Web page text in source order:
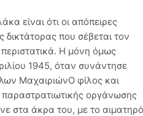
τον «αδέσποτο» χαρτοφύλακα και θα τον μετακινούσε στην άλλη άκρη της αίθουσας, καθώς θέλησε να ανοίξει έναν χάρτηπάνω στο τραπέζι(!), με την έκρηξη να τραυματίζει απλώς ελαφρά τον ναζιστή δικτάτορα. Αν ο Χίτλερ πέθαινε εκείνη τη μέρα, ο Stauffenberg και οι συνεργάτες του θα οδηγούσαν 1.200 άντρες στο Βερολίνο για να αρχίσει η Επιχείρηση «Βαλκυρία», που περιλάμβανε εξέγερση κατά των ναζί και ανακωχή με τους Συμμάχους. Η ιστορία είχε ωστόσο άλλα στο μυαλό της, με τον Χίτλερ να παραγγέλνει την εκτέλεση του Stauffenberg, των συνεργατών του και όλων τελικά όσοι ήταν αντίθετοι στις πολιτικές των Ναζί...16 Νοεμβρίου 1943: Το εκρηκτικό παντελόνιΟ γερμανός αριστοκράτης Axel Freiherr von dem Bussche-Streithorst είχε κουραστεί από τον πόλεμο και ήθελε τον Χίτλερ νεκρό. Πεπεισμένος από τον Claus von Stauffenberg , αποφάσισε να θυσιαστεί ως βομβιστής αυτοκτονίας: θα λειτουργούσε ως μοντέλο για τη νέα φθινοπωρινή κολεξιόν των ναζιστικών στολών και προγραμμάτιζε να γεμίσει το παντελόνι του με εκρηκτικά, στέλνοντας τον Χίτλερ και τα υψηλόβαθμα στελέχη του στον άλλο κόσμο. Έλα όμως που οι Βρετανοί, καθώς δεν γνώριζαν για τη γερμανική συνωμοσία, βομβάρδισαν το τρένο που μετέφερε το εκρηκτικό παντελόνι του Bussche, ματαιώνοντας έτσι μια και καλή τα σχέδια του συνωμότη… 28 Σεπτεμβρίου 1918: Ο βρετανός στρατιώτης που μπορούσε να σκοτώσει τον ΧίτλερΉταν κατά τη διάρκεια του Α’ Παγκοσμίου όταν ο Χίτλερ υπηρετούσε ως δεκανέας στον γερμανικό στρατό. Την επίμαχη μέρα λοιπόν τραυματίστηκε στη μάχη και επιχείρησε να εγκαταλείψει το πεδίο, όταν τον έβαλε ο βρετανός φαντάρος Henry Tandey στο στόχαστρο του όπλου του, αν και έμελλε να μην πυροβολήσει. Κι αυτό γιατί ο τύπος είχε τιμή, δεν μπορούσε λέει να σκοτώσει έναν άοπλο και τραυματισμένο εχθρό! Και έπρεπε να περάσουν 20 χρόνια για να συνειδητοποιήσει ο Βρετανός σε ποιον είχε χαρίσει τη ζωή! Παρά το γεγονός ότι οι τύψεις τού κατέστρεψαν τη ζωή, δεν θα μπορούσε να ξέρει ο στρατιώτης σε τι έμελλε να εξελιχθεί ο νεαρός δεκανέας του γερμανικού στρατού…14 Σεπτεμβρίου 1938: Η Πολιτική Κατευνασμού του Τσάμπερλεν ανέκοψε πραξικόπημα κατά του ΧίτλερΠλησιάζοντας γοργά στον Β’ Παγκόσμιο, ο χιτλερικός επεκτατισμός άρχισε να τρώει τις γειτονικές χώρες, ξεκινώντας από την Αυστρία. Οι επιτελάρχες του στρατού όμως ήξεραν καλά το ανέτοιμο των μονάδων τους, με τα ναζιστικά τανκς, για παράδειγμα, να μένουν στον δρόμο για την Αυστρία! Κι αν ο πρόεδρος της χώρας δεν διέταζε τις δυνάμεις του να παραδοθούν, η έκβαση αυτού του πολέμου θα μπορούσε να είναι εντελώς διαφορετική. Το ίδιο συνέβη και όταν ο Χίτλερ έβαλε στο στόχαστρο την Τσεχοσλοβακία, με τους υπευθύνους των ενόπλων δυνάμεων να παραμένο